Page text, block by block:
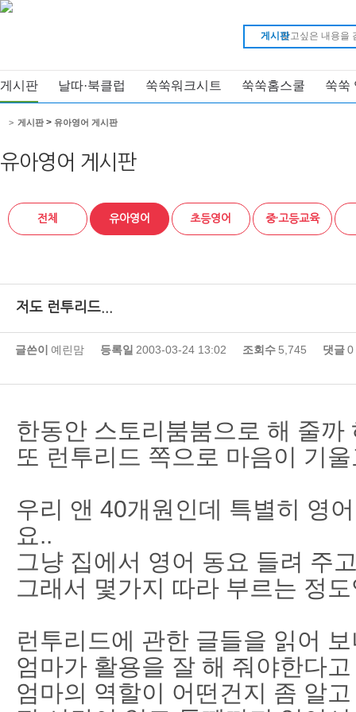
게시판
게시판 날따·북클럽 쑥쑥워크시트 쑥쑥홈스쿨 쑥쑥
유아영어 게시판
> 게시판> 유아영어 게시판
전체 유아영어 초등영어 중·고등교육
저도 런투리드...
글쓴이 예린맘 등록일 2003-03-24 13:02 조회수 5,745 댓글0
한동안 스토리붐붐으로 해 줄까
또 런투리드 쪽으로 마음이 기
우리 앤 40개원인데 특별히 영
요..
그냥 집에서 영어 동요 들려 주
그래서 몇가지 따라 부르는 정
런투리드에 관한 글들을 읽어
엄마가 활용을 잘 해 줘야한다
엄마의 역할이 어떤건지 좀 알